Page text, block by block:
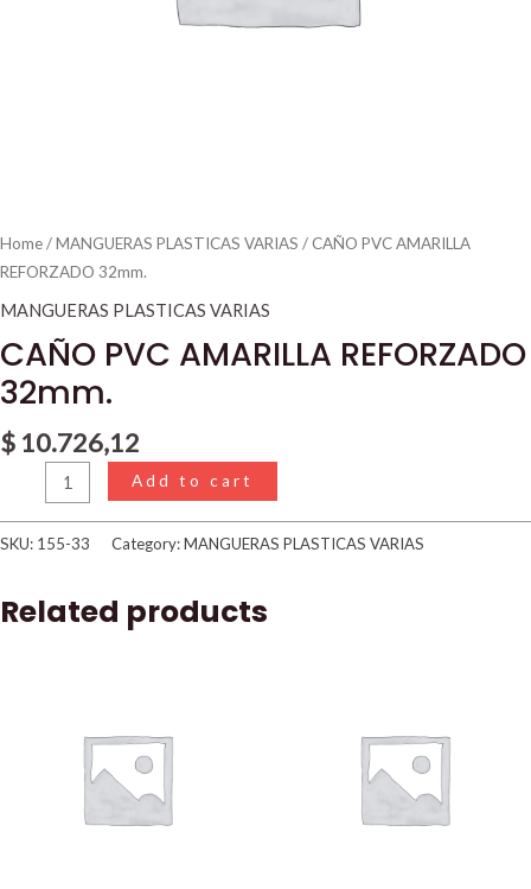
Home/MANGUERAS PLASTICAS VARIAS / CAÑO PVC AMARILLA
REFORZADO 32mm.
MANGUERAS PLASTICAS VARIAS
CAÑO PVC AMARILLA REFORZADO
32mm.
$ 10.726,12
Add to cart
SKU: 155-33 Category:MANGUERAS PLASTICAS VARIAS
Related products